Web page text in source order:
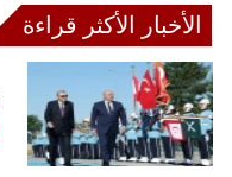
الأخبار الأكثر قراءة